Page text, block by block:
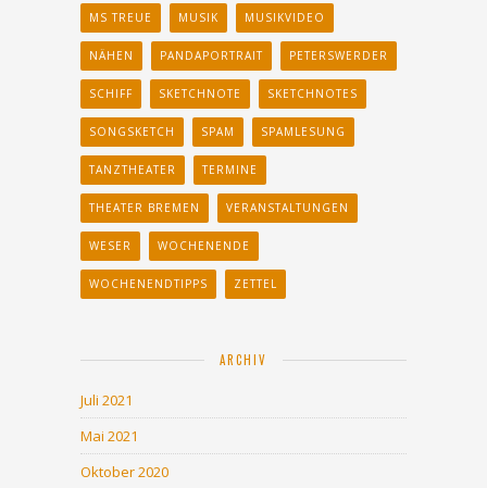
MS TREUE MUSIK MUSIKVIDEO
NÄHEN PANDAPORTRAIT PETERSWERDER
SCHIFF SKETCHNOTE SKETCHNOTES
SONGSKETCH SPAM SPAMLESUNG
TANZTHEATER TERMINE
THEATER BREMEN VERANSTALTUNGEN
WESER WOCHENENDE
WOCHENENDTIPPS ZETTEL
ARCHIV
Juli 2021
Mai 2021
Oktober 2020